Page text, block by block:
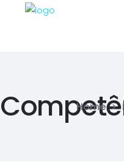
Home >